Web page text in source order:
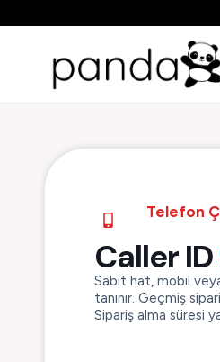
Telefon
Caller ID
Sabit hat, mobil
tanınır. Geçmiş
Sipariş alma süresi